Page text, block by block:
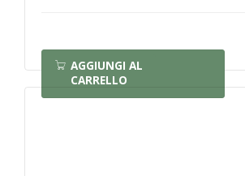
AGGIUNGI AL
CARRELLO